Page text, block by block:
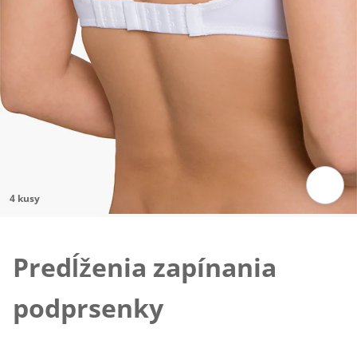
4 kusy
Predĺženia zapínania
podprsenky